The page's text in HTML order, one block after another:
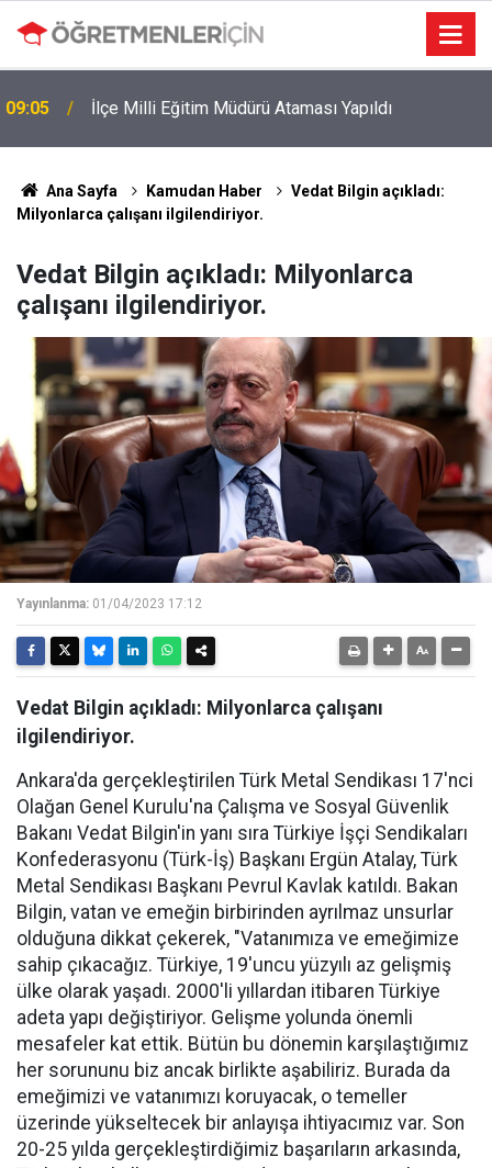
19:00
MEB e-Kayıt Sonuçları e-Devlet'te: İşte Sorgulama
Ekranı ve Nakil Detayları
Ana Sayfa Kamudan Haber
Vedat Bilgin açıkladı:
Milyonlarca çalışanı ilgilendiriyor.
Vedat Bilgin açıkladı: Milyonlarca
çalışanı ilgilendiriyor.
Yayınlanma: 01/04/2023 17:12
Vedat Bilgin açıkladı: Milyonlarca çalışanı
ilgilendiriyor.
Ankara'da gerçekleştirilen Türk Metal Sendikası 17'nci
Olağan Genel Kurulu'na Çalışma ve Sosyal Güvenlik
Bakanı Vedat Bilgin'in yanı sıra Türkiye İşçi Sendikaları
Konfederasyonu (Türk-İş) Başkanı Ergün Atalay, Türk
Metal Sendikası Başkanı Pevrul Kavlak katıldı. Bakan
Bilgin, vatan ve emeğin birbirinden ayrılmaz unsurlar
olduğuna dikkat çekerek, "Vatanımıza ve emeğimize
sahip çıkacağız. Türkiye, 19'uncu yüzyılı az gelişmiş
ülke olarak yaşadı. 2000'li yıllardan itibaren Türkiye
adeta yapı değiştiriyor. Gelişme yolunda önemli
mesafeler kat ettik. Bütün bu dönemin karşılaştığımız
her sorununu biz ancak birlikte aşabiliriz. Burada da
emeğimizi ve vatanımızı koruyacak, o temeller
üzerinde yükseltecek bir anlayışa ihtiyacımız var. Son
20-25 yılda gerçekleştirdiğimiz başarıların arkasında,